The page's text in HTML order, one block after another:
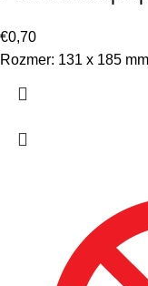
€0,70
Rozmer: 131 x 185